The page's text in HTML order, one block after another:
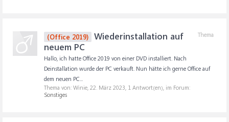
Thema
(Office 2019)
Wiederinstallation auf
neuem PC
Hallo, ich hatte Office 2019 von einer DVD installiert. Nach
Deinstallation wurde der PC verkauft. Nun hätte ich gerne Office auf
dem neuen PC...
Thema von: Winie, 22. März 2023, 1 Antwort(en), im Forum:
Sonstiges